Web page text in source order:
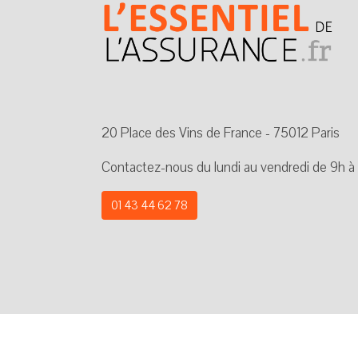
20 Place des Vins de France - 75012 Paris
Contactez-nous du lundi au vendredi de 9h à
01 43 44 62 78